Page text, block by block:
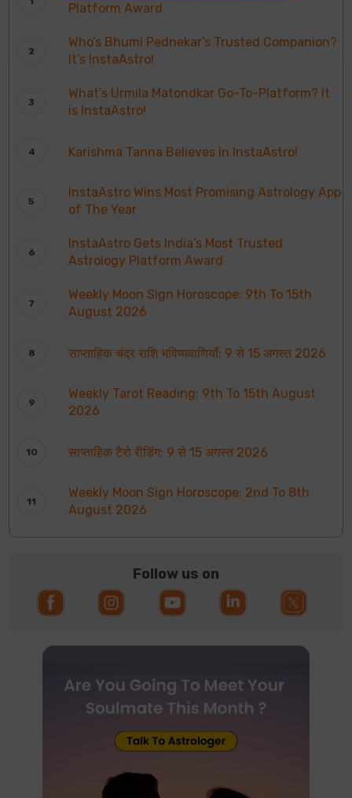
Platform Award
Who’s Bhumi Pednekar’s Trusted Companion?
It’s InstaAstro!
What’s Urmila Matondkar Go-To-Platform? It
is InstaAstro!
Karishma Tanna Believes In InstaAstro!
InstaAstro Wins Most Promising Astrology App
of The Year
InstaAstro Gets India’s Most Trusted
Astrology Platform Award
Weekly Moon Sign Horoscope: 9th To 15th
August 2026
साप्ताहिक चंद्र राशि भविष्यवाणियाँ: 9 से 15 अगस्त 2026
Weekly Tarot Reading: 9th To 15th August
2026
साप्ताहिक टैरो रीडिंग: 9 से 15 अगस्त 2026
Weekly Moon Sign Horoscope: 2nd To 8th
August 2026
Follow us on